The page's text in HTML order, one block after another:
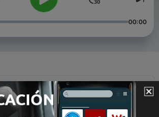
00:00
San Miguel Arcángel - Día 40